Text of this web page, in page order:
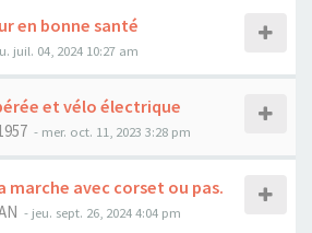
en bonne santé
juil. 04, 2024 10:27 am
et vélo électrique
- mer. oct. 11, 2023 3:28 pm
marche avec corset ou pas.
- jeu. sept. 26, 2024 4:04 pm